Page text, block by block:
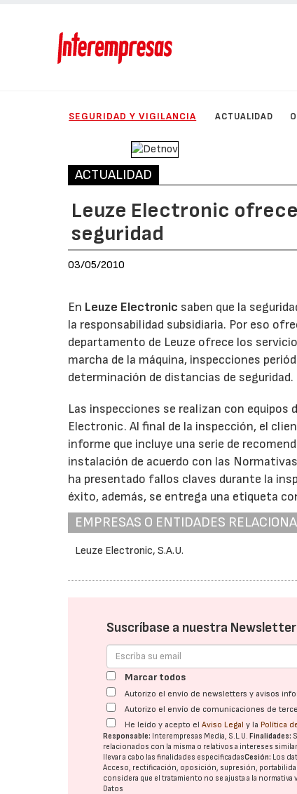
SEGURIDAD Y VIGILANCIA ACTUALIDAD
ACTUALIDAD
Leuze Electronic
seguridad
03/05/2010
En Leuze Electronic saben que la
la responsabilidad subsidiaria. Por eso
departamento de Leuze ofrece los
marcha de la máquina, inspecciones
determinación de distancias de seguridad.
Las inspecciones se realizan con equipos
Electronic. Al final de la inspección, el
informe que incluye una serie de
instalación de acuerdo con las
ha presentado fallos claves durante la
éxito, además, se entrega una etiqueta
EMPRESAS O ENTIDADES
Leuze Electronic, S.A.U.
Suscríbase a nuestra
Marcar todos
Autorizo el envío de newsletters y avisos
Autorizo el envío de comunicaciones de
He leído y acepto elAviso Legal y la Política
Responsable: Interempresas Media, S.L.U.Finalidades:
relacionados con la misma o relativos a intereses
llevar a cabo las finalidades especificadasCesión: Los
Acceso, rectificación, oposición, supresión,
considera que el tratamiento no se ajusta a la
Datos